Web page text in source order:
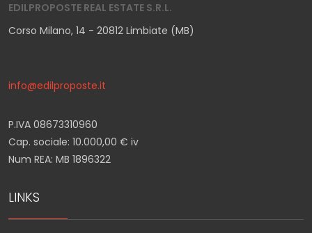
EDILPROPOSTE REAL ESTATE S.R.L.
Corso Milano, 14 - 20812 Limbiate (MB)
info@edilproposte.it
P.IVA 08673310960
Cap. sociale: 10.000,00 € iv
Num REA: MB 1896322
LINKS